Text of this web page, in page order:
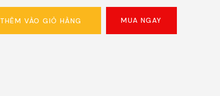
THÊM VÀO GIỎ HÀNG MUA NGAY